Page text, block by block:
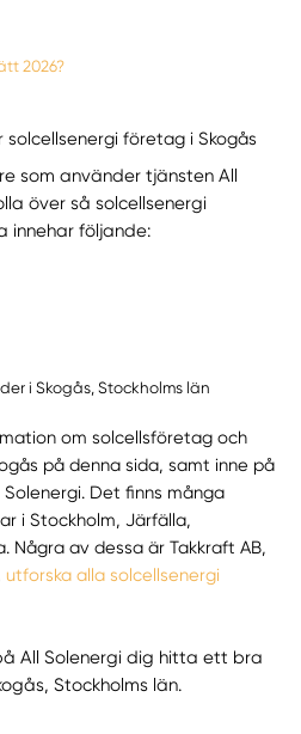
2026?
företag i Skogås
som använder tjänsten All
över så solcellsenergi
innehar följande:
i Skogås, Stockholms län
om solcellsföretag och
på denna sida, samt inne på
Det finns många
i Stockholm, Järfälla,
Några av dessa är Takkraft AB,
utforska alla solcellsenergi
All Solenergi dig hitta ett bra
Stockholms län.